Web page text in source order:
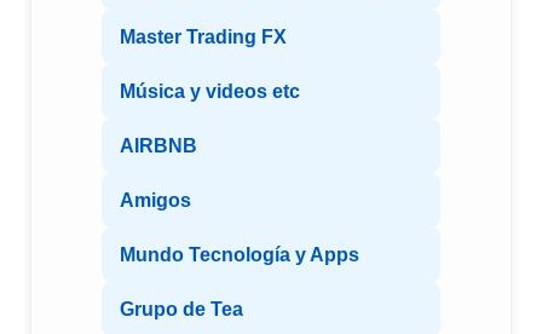
Master Trading FX
Música y videos etc
AIRBNB
Amigos
Mundo Tecnología y Apps
Grupo de Tea